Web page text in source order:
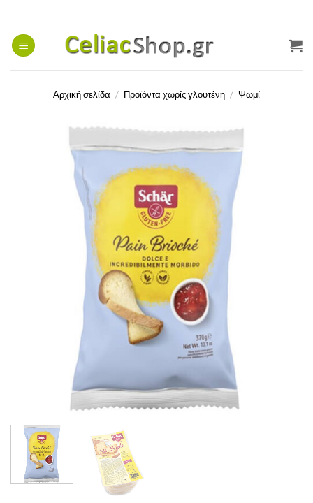
περιεχόμενο
Αρχική σελίδα / Προϊόντα χωρίς γλουτένη / Ψωμί